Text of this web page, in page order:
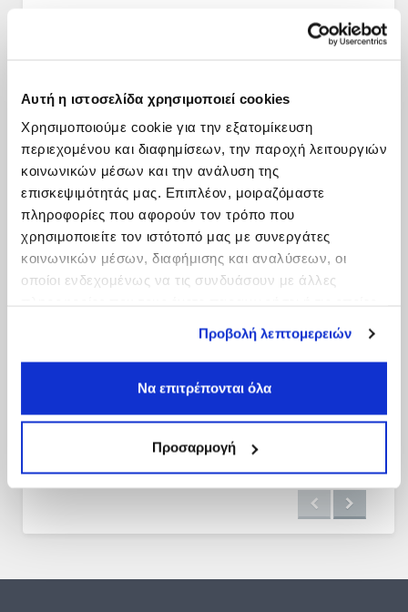
Αυτή η ιστοσελίδα χρησιμοποιεί cookies
Χρησιμοποιούμε cookie για την εξατομίκευση
περιεχομένου και διαφημίσεων, την παροχή λειτουργιών
κοινωνικών μέσων και την ανάλυση της
επισκεψιμότητάς μας. Επιπλέον, μοιραζόμαστε
πληροφορίες που αφορούν τον τρόπο που
χρησιμοποιείτε τον ιστότοπό μας με συνεργάτες
κοινωνικών μέσων, διαφήμισης και αναλύσεων, οι
οποίοι ενδεχομένως να τις συνδυάσουν με άλλες
έχουν συλλέξει σε σχέση με την από μέρους σας χρήση
Προβολή λεπτομερειών
Να επιτρέπονται όλα
Προσαρμογή